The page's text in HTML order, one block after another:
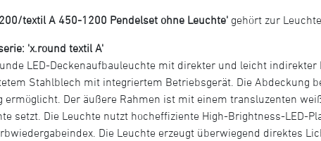
textil A 450-1200 Pendelset ohne Leuchte' gehört zur
'x.round textil A'
LED-Deckenaufbauleuchte mit direkter und leicht
Stahlblech mit integriertem Betriebsgerät. Die Abdeckung
ermöglicht. Der äußere Rahmen ist mit einem transluzenten
setzt. Die Leuchte nutzt hocheffiziente High-Brightness-LED-
Die Leuchte erzeugt überwiegend direktes